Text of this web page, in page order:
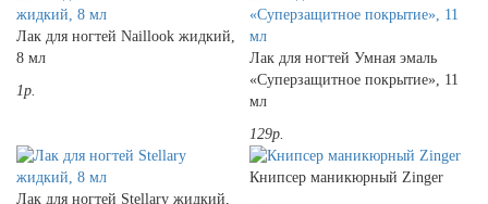
Лак для ногтей Naillook жидкий,
8 мл
1р.
Лак для ногтей Умная эмаль
«Суперзащитное покрытие», 11
мл
129р.
Лак для ногтей Stellary жидкий,
Книпсер маникюрный Zinger